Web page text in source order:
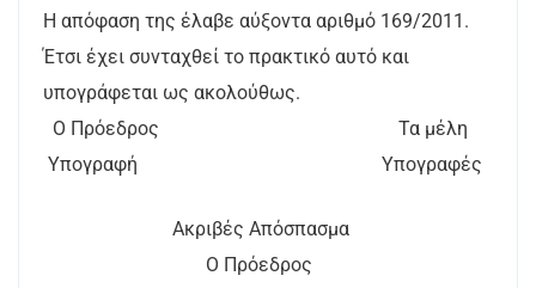
Η απόφαση της έλαβε αύξοντα αριθμό 169/2011.
Έτσι έχει συνταχθεί το πρακτικό αυτό και
υπογράφεται ως ακολούθως.
Ο Πρόεδρος Τα μέλη
Υπογραφή Υπογραφές
Ακριβές Απόσπασμα
Ο Πρόεδρος